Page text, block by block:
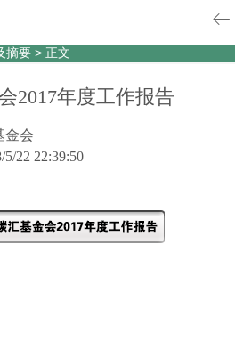
摘要 > 正文
2017年度工作报告
金会
5/22 22:39:50